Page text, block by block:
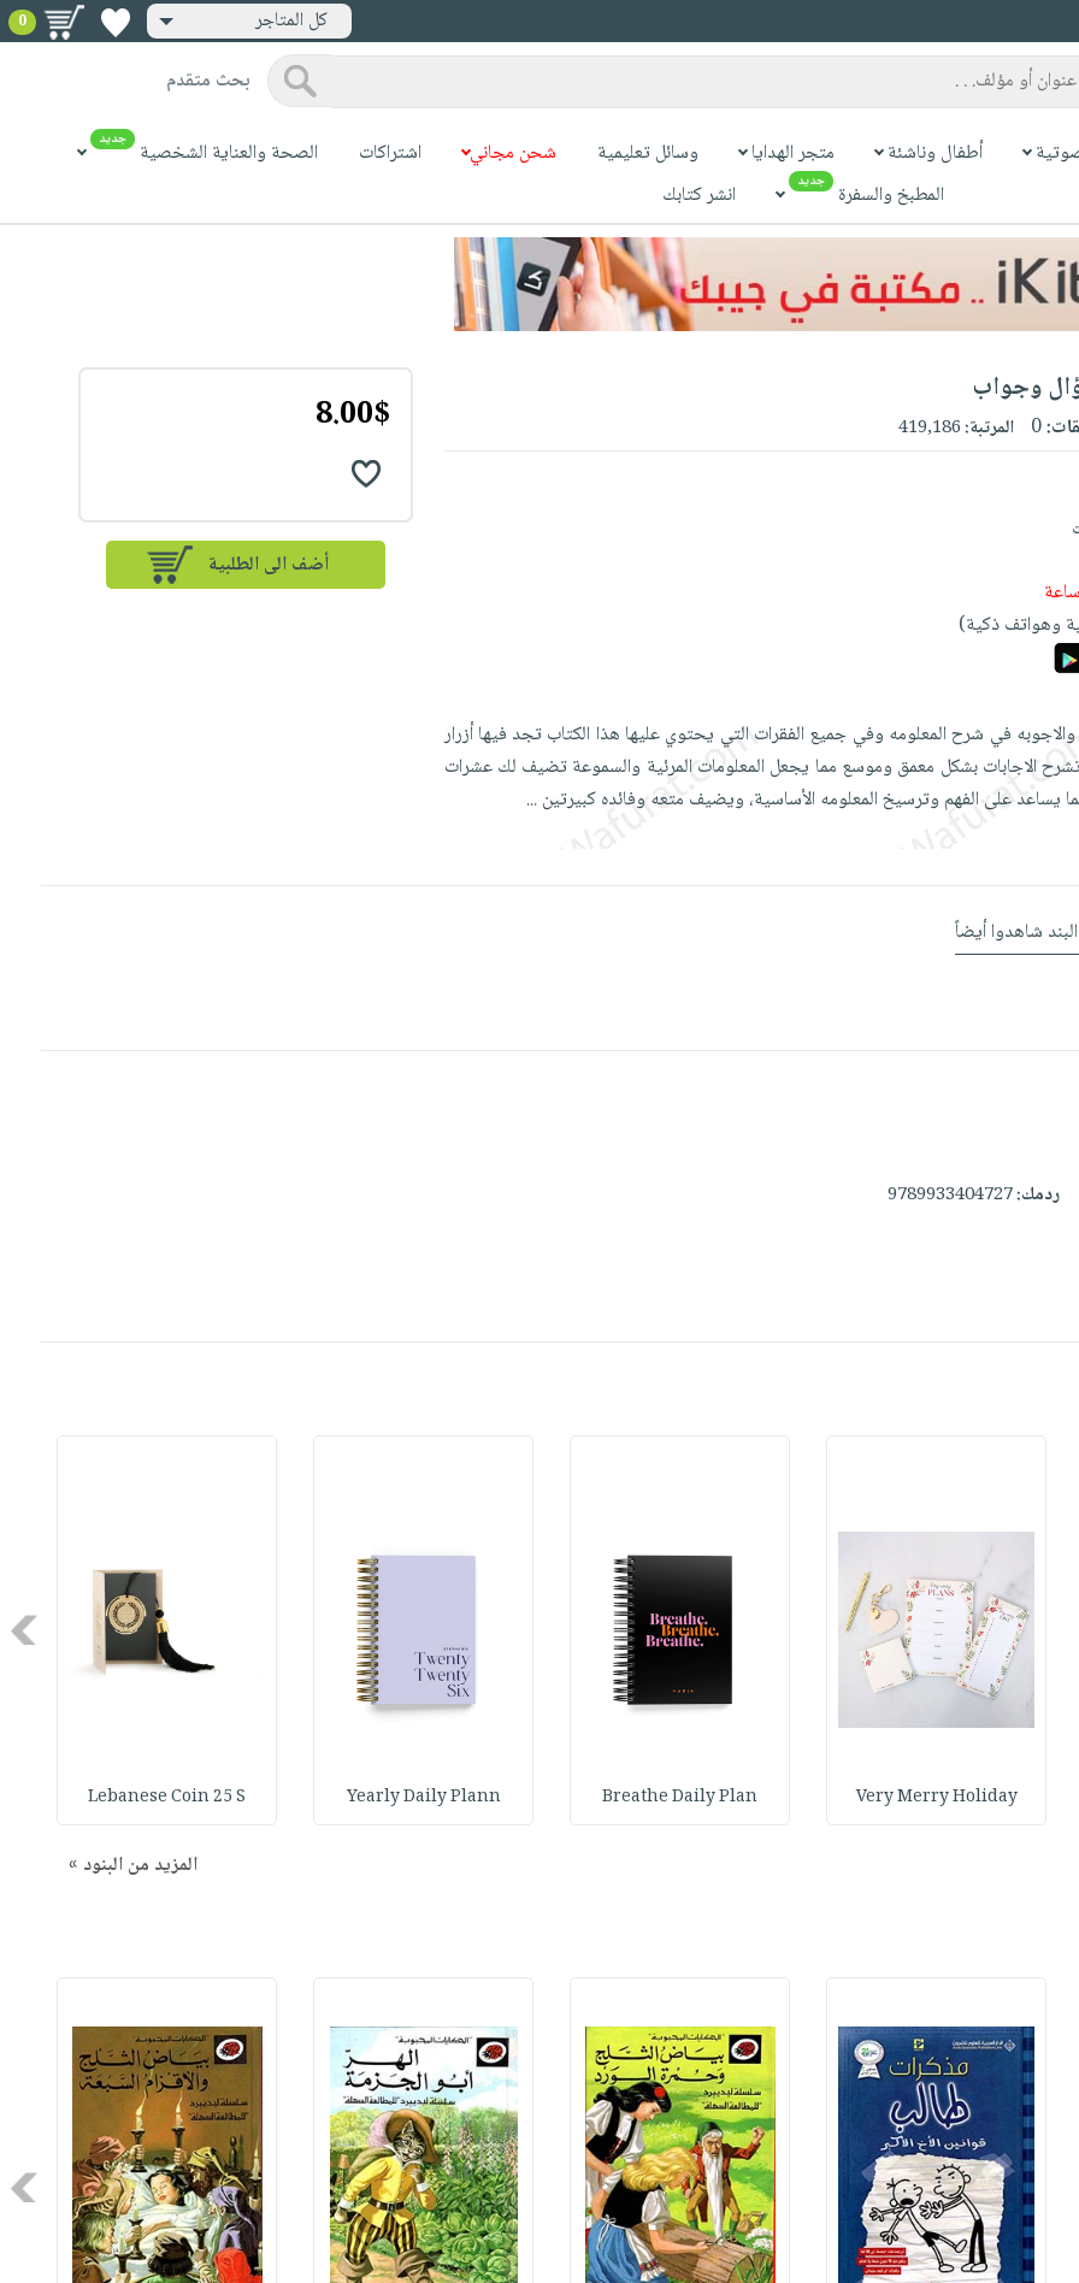
كل المتاجر 0
بحث متقدم
أطفال وناشئة متجر الهدايا وسائل تعليمية شحن مجاني اشتراكات الصحة والعناية الشخصية جديد
المطبخ والسفرة جديد انشر كتابك
0 المرتبة:419,186
وهواتف ذكية)
في شرح المعلومه وفي جميع الفقرات التي يحتوي عليها هذا الكتاب تجد فيها أزرار
الاجابات بشكل معمق وموسع مما يجعل المعلومات المرئية والسموعة تضيف لك عشرات
يساعد على الفهم وترسيخ المعلومه الأساسية، ويضيف متعه وفائده كبيرتين...
8.00$
أضف الى الطلبية
شاهدوا أيضاً
ردمك:9789933404727
Very Merry Holiday
Breathe Daily Plan
Yearly Daily Plann
Lebanese Coin 25 S
المزيد من البنود »